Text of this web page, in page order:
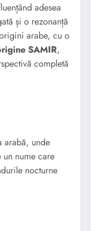
adesea
și o rezonanță
arabe, cu o
SAMIR,
completă
arabă, unde
nume care
nocturne